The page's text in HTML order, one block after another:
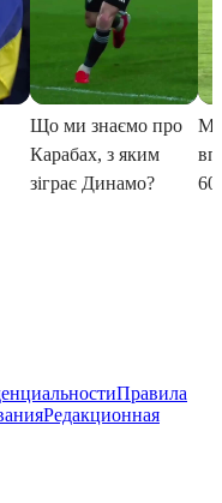
Правила
Редакционная